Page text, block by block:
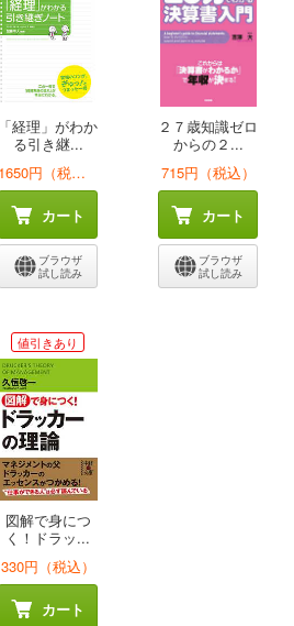
「経理」がわか
る引き継...
1650円（税込）
カート
ブラウザ
試し読み
２７歳知識ゼロ
からの２...
715円（税込）
カート
ブラウザ
試し読み
値引きあり
図解で身につ
く！ドラッ...
330円（税込）
カート